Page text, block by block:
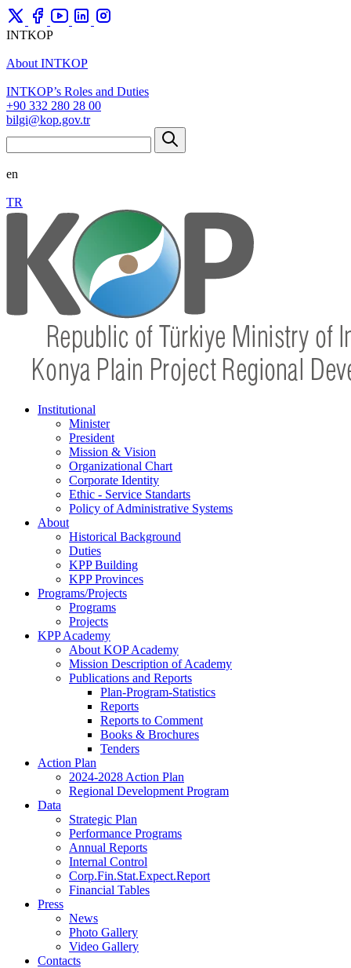
INTKOP
About INTKOP
INTKOP’s Roles and Duties
+90 332 280 28 00
bilgi@kop.gov.tr
en
TR
Institutional
Minister
President
Mission & Vision
Organizational Chart
Corporate Identity
Ethic - Service Standarts
Policy of Administrative Systems
About
Historical Background
Duties
KPP Building
KPP Provinces
Programs/Projects
Programs
Projects
KPP Academy
About KOP Academy
Mission Description of Academy
Publications and Reports
Plan-Program-Statistics
Reports
Reports to Comment
Books & Brochures
Tenders
Action Plan
2024-2028 Action Plan
Regional Development Program
Data
Strategic Plan
Performance Programs
Annual Reports
Internal Control
Corp.Fin.Stat.Expect.Report
Financial Tables
Press
News
Photo Gallery
Video Gallery
Contacts